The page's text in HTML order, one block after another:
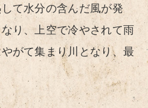
て水分の含んだ風が発
り、上空で冷やされて雨
がて集まり川となり、最